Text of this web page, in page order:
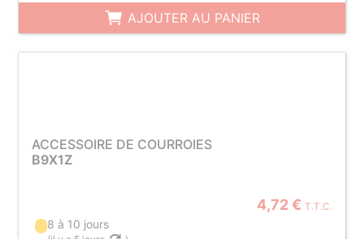
AJOUTER AU PANIER
ACCESSOIRE DE COURROIES
B9X1Z
4,72 € T.T.C.
8 à 10 jours